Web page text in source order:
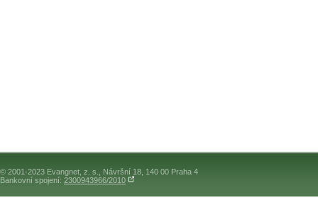
© 2001-2023 Evangnet, z. s., Návršní 18, 140 00 Praha 4
Bankovní spojení: 2300943966/2010